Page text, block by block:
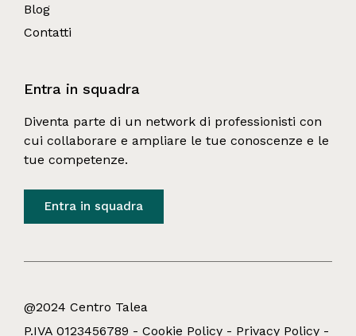
Blog
Contatti
Entra in squadra
Diventa parte di un network di professionisti con
cui collaborare e ampliare le tue conoscenze e le
tue competenze.
Entra in squadra
@2024 Centro Talea
P.IVA 0123456789 - Cookie Policy - Privacy Policy -